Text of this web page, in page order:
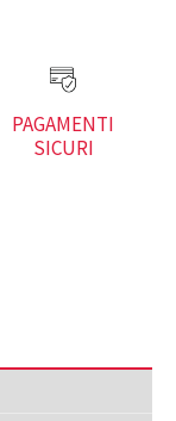
PAGAMENTI
SICURI